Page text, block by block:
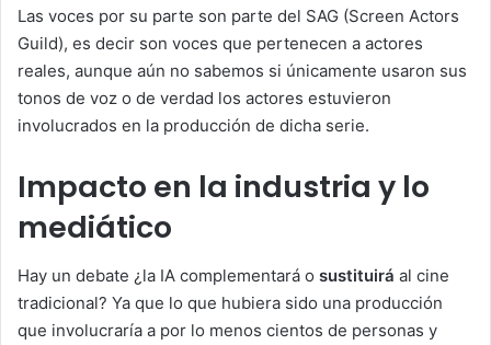
Las voces por su parte son parte del SAG (Screen Actors
Guild), es decir son voces que pertenecen a actores
reales, aunque aún no sabemos si únicamente usaron sus
tonos de voz o de verdad los actores estuvieron
involucrados en la producción de dicha serie.
Impacto en la industria y lo
mediático
Hay un debate ¿la IA complementará o sustituirá al cine
tradicional? Ya que lo que hubiera sido una producción
que involucraría a por lo menos cientos de personas y